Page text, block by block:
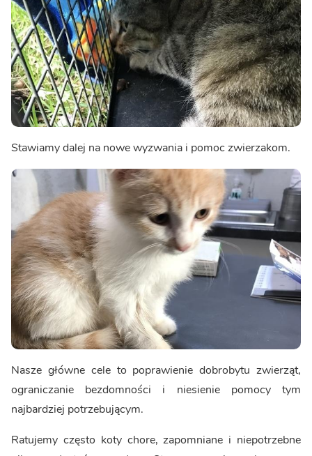
Stawiamy dalej na nowe wyzwania i pomoc zwierzakom.
Nasze główne cele to poprawienie dobrobytu zwierząt,
ograniczanie bezdomności i niesienie pomocy tym
najbardziej potrzebującym.
Ratujemy często koty chore, zapomniane i niepotrzebne